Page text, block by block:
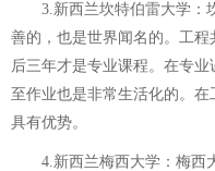
3.新西兰坎特伯雷大学：
善的，也是世界闻名的。工
后三年才是专业课程。在专
至作业也是非常生活化的。
具有优势。
4.新西兰梅西大学：梅西